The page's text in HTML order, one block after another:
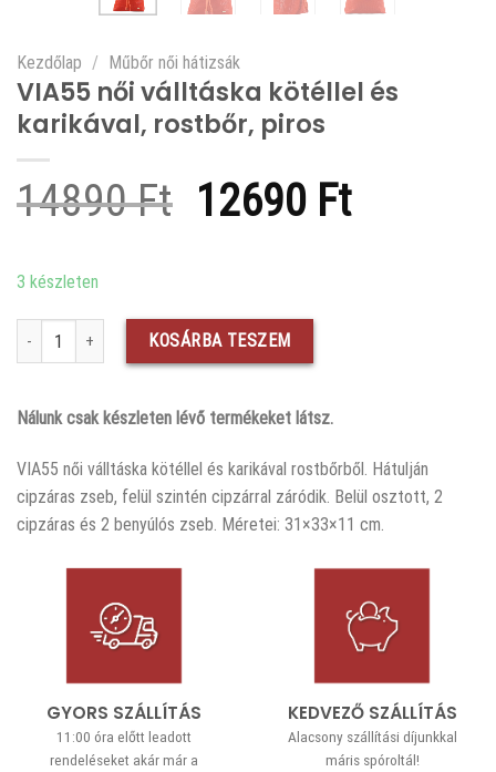
Kezdőlap / Műbőr női hátizsák
VIA55 női válltáska kötéllel és
karikával, rostbőr, piros
14890Ft Original
14890 Ft.
12690 FtCurrent
3 készleten
VIA55 női válltáska kötéllel és karikával, rostbőr, piros mennyiség
KOSÁRBA TESZEM
Nálunk csak készleten lévő termékeket látsz.
VIA55 női válltáska kötéllel és karikával rostbőrből. Hátulján
cipzáras zseb, felül szintén cipzárral záródik. Belül osztott, 2
cipzáras és 2 benyúlós zseb. Méretei: 31×33×11 cm.
GYORS SZÁLLÍTÁS
11:00 óra előtt leadott
rendeléseket akár már a
KEDVEZŐ SZÁLLÍTÁS
Alacsony szállítási díjunkkal
máris spóroltál!